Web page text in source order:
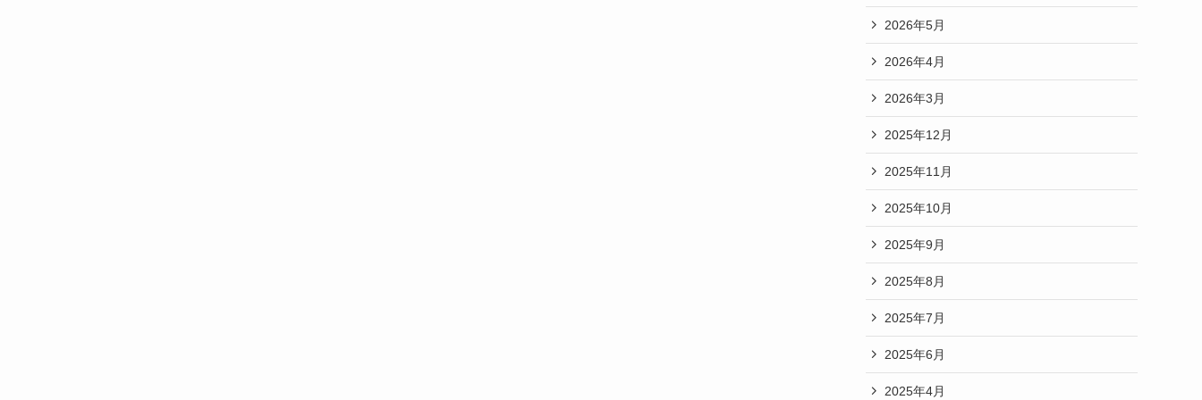
2026年5月
2026年4月
2026年3月
2025年12月
2025年11月
2025年10月
2025年9月
2025年8月
2025年7月
2025年6月
2025年4月